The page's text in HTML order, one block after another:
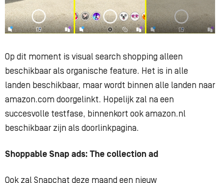
Op dit moment is visual search shopping alleen
beschikbaar als organische feature. Het is in alle
landen beschikbaar, maar wordt binnen alle landen naar
amazon.com doorgelinkt. Hopelijk zal na een
succesvolle testfase, binnenkort ook amazon.nl
beschikbaar zijn als doorlinkpagina.
Shoppable Snap ads: The collection ad
Ook zal Snapchat deze maand een nieuw